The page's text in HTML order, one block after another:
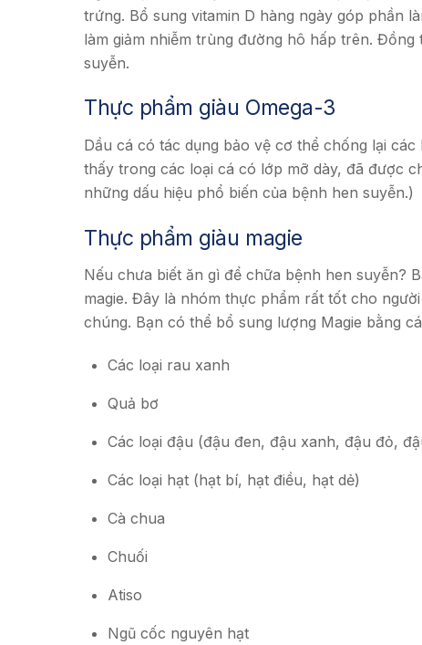
trứng. Bổ sung vitamin D hàng ngày góp phần
làm giảm nhiễm trùng đường hô hấp trên.
suyễn.
Thực phẩm giàu Omega-3
Dầu cá có tác dụng bảo vệ cơ thể chống lại
thấy trong các loại cá có lớp mỡ dày, đã được
những dấu hiệu phổ biến của bệnh hen suyễn.)
Thực phẩm giàu magie
Nếu chưa biết ăn gì để chữa bệnh hen suyễn?
magie. Đây là nhóm thực phẩm rất tốt cho
chúng. Bạn có thể bổ sung lượng Magie bằng
Các loại rau xanh
Quả bơ
Các loại đậu (đậu đen, đậu xanh, đậu đỏ,
Các loại hạt (hạt bí, hạt điều, hạt dẻ)
Cà chua
Chuối
Atiso
Ngũ cốc nguyên hạt